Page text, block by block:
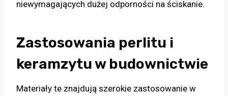
niewymagających dużej odporności na ściskanie.
Zastosowania perlitu i
keramzytu w budownictwie
Materiały te znajdują szerokie zastosowanie w